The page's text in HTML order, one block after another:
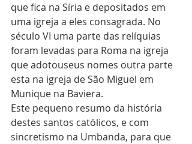
que fica na Síria e depositados em
uma igreja a eles consagrada. No
século VI uma parte das relíquias
foram levadas para Roma na igreja
que adotouseus nomes outra parte
esta na igreja de São Miguel em
Munique na Baviera.
Este pequeno resumo da história
destes santos católicos, e com
sincretismo na Umbanda, para que